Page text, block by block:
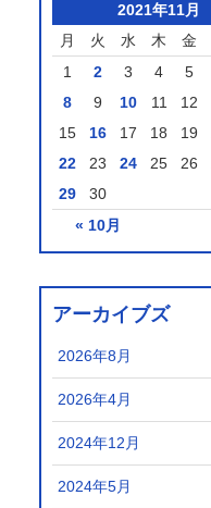
2021年11月
月
火 水 木 金
« 10月
1 2 3 4 5
8
9 10 11 12
15
16 17 18 19
22
23 24 25 26
29
30
アーカイブズ
2026年8月
2026年4月
2024年12月
2024年5月